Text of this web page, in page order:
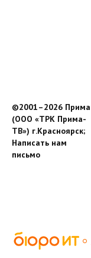
©2001–2026 Прима
(ООО «ТРК Прима-
ТВ») г.Красноярск;
Написать нам
письмо